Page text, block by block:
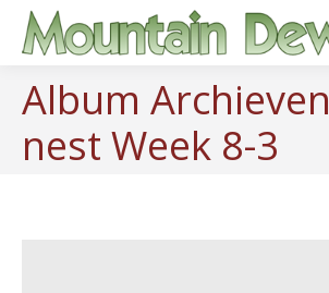
Album Archieven
nest Week 8-3